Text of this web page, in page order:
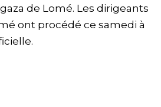
de Lomé. Les dirigeants
ont procédé ce samedi à